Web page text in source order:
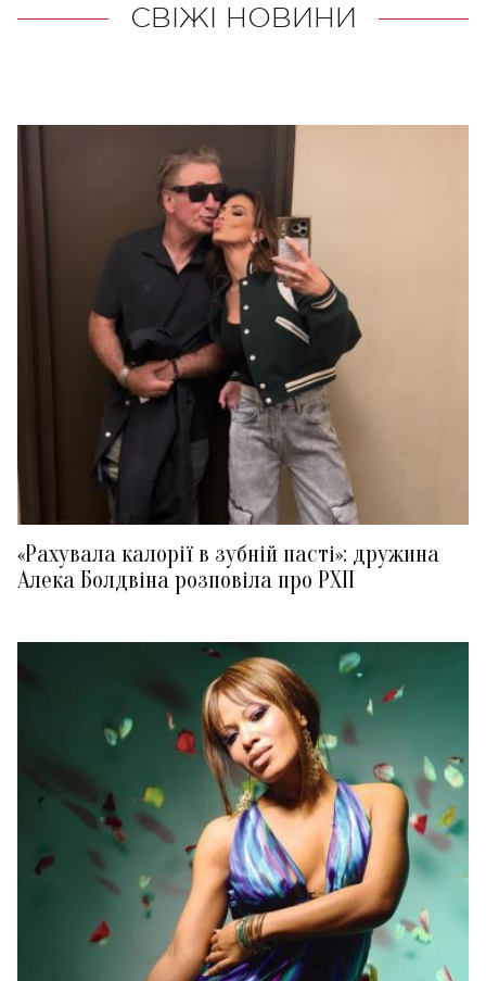
СВІЖІ НОВИНИ
«Рахувала калорії в зубній пасті»: дружина
Алека Болдвіна розповіла про РХП